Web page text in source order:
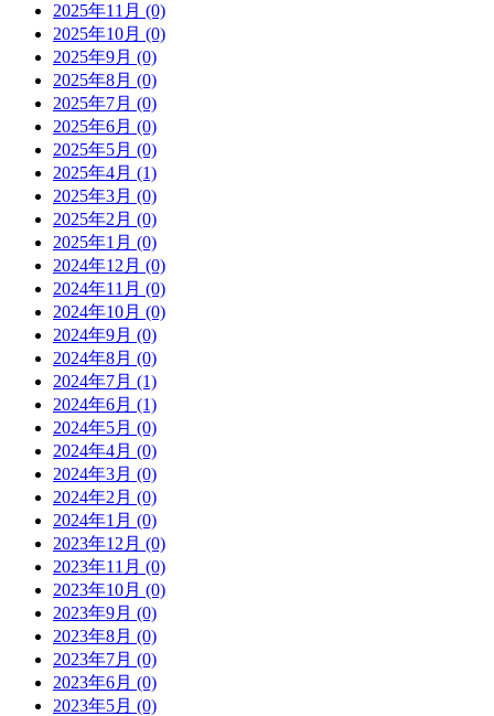
2025年11月 (0)
2025年10月 (0)
2025年9月 (0)
2025年8月 (0)
2025年7月 (0)
2025年6月 (0)
2025年5月 (0)
2025年4月 (1)
2025年3月 (0)
2025年2月 (0)
2025年1月 (0)
2024年12月 (0)
2024年11月 (0)
2024年10月 (0)
2024年9月 (0)
2024年8月 (0)
2024年7月 (1)
2024年6月 (1)
2024年5月 (0)
2024年4月 (0)
2024年3月 (0)
2024年2月 (0)
2024年1月 (0)
2023年12月 (0)
2023年11月 (0)
2023年10月 (0)
2023年9月 (0)
2023年8月 (0)
2023年7月 (0)
2023年6月 (0)
2023年5月 (0)